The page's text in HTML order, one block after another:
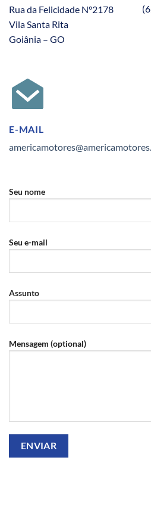
Rua da Felicidade N°2178
Vila Santa Rita
Goiânia – GO
E-MAIL
Seu nome
Seu e-mail
Assunto
Mensagem (optional)